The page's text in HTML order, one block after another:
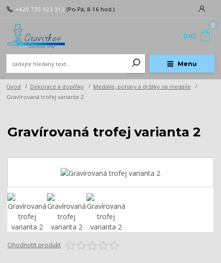
Menu
+420 735 923 312 (Po-Pá, 8-16 hod.)
0
0 Kč
Úvod Dekorace a doplňky
Medaile, poháry a držáky na medaile
Gravírovaná trofej varianta 2
Gravírovaná trofej varianta 2
Ohodnotit produkt